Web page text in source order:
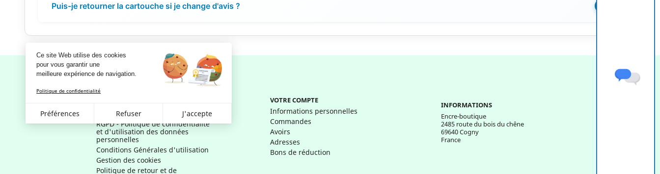
Ce site Web utilise des cookies
pour vous garantir une
meilleure expérience de navigation.
Politique de confidentialité
Préférences Refuser J'accepte
Puis-je retourner la cartouche si je change d'avis ?
Mentions légales
RGPD - Politique de confidentialité
et d'utilisation des données
personnelles
Conditions Générales d'utilisation
Gestion des cookies
Politique de retour et de
VOTRE COMPTE
Informations personnelles
Commandes
Avoirs
Adresses
Bons de réduction
INFORMATIONS
Encre-boutique
2485 route du bois du chêne
69640 Cogny
France